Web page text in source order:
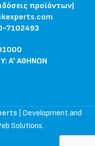
προϊόντων)
7102493
Α' ΑΘΗΝΩΝ
Development and
Solutions.